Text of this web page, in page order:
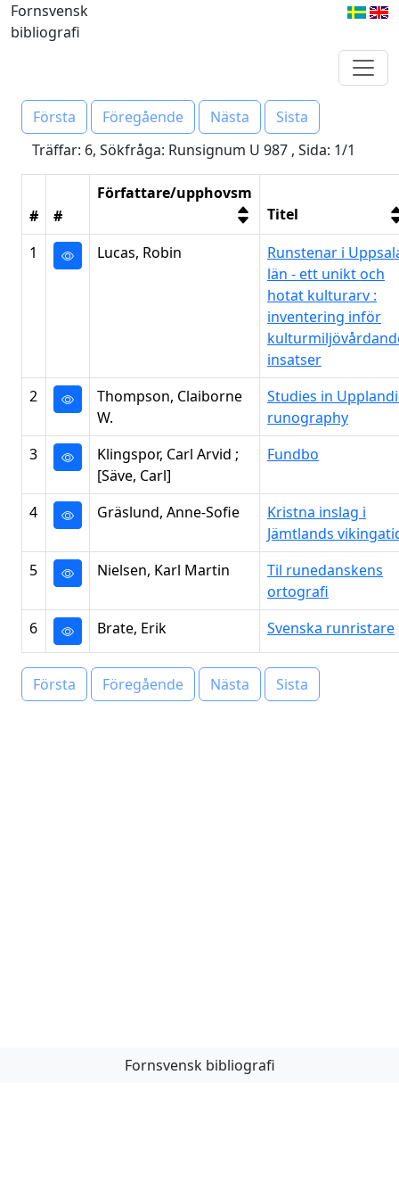
Fornsvensk
bibliografi
Första Föregående Nästa
Sista
Träffar: 6, Sökfråga: Runsignum U 987 , Sida: 1/1
# #
Författare/upphovsm
Titel
1
Lucas, Robin
Runstenar i
län - ett unikt och
hotat kulturarv :
inventering inför
insatser
2
Thompson, Claiborne
W.
Studies in
runography
3
Klingspor, Carl Arvid ;
[Säve, Carl]
Fundbo
4 Gräslund, Anne-Sofie
Kristna inslag i
Jämtlands
5
Nielsen, Karl Martin
Til runedanskens
ortografi
6
Brate, Erik Svenska runristare
Första Föregående Nästa Sista
Fornsvensk bibliografi